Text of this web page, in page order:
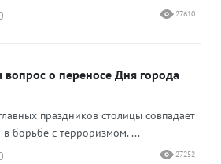
27610
вопрос о переносе Дня города
праздников столицы совпадает
борьбе с терроризмом. ...
27252